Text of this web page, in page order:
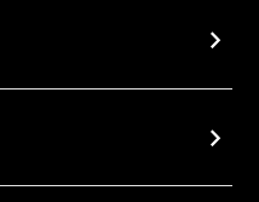
chevron_right
chevron_right